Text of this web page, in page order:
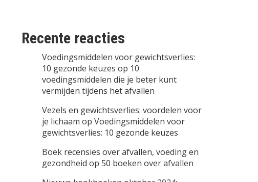
Recente reacties
Voedingsmiddelen voor gewichtsverlies:
10 gezonde keuzes op 10
voedingsmiddelen die je beter kunt
vermijden tijdens het afvallen
Vezels en gewichtsverlies: voordelen voor
je lichaam op Voedingsmiddelen voor
gewichtsverlies: 10 gezonde keuzes
Boek recensies over afvallen, voeding en
gezondheid op 50 boeken over afvallen